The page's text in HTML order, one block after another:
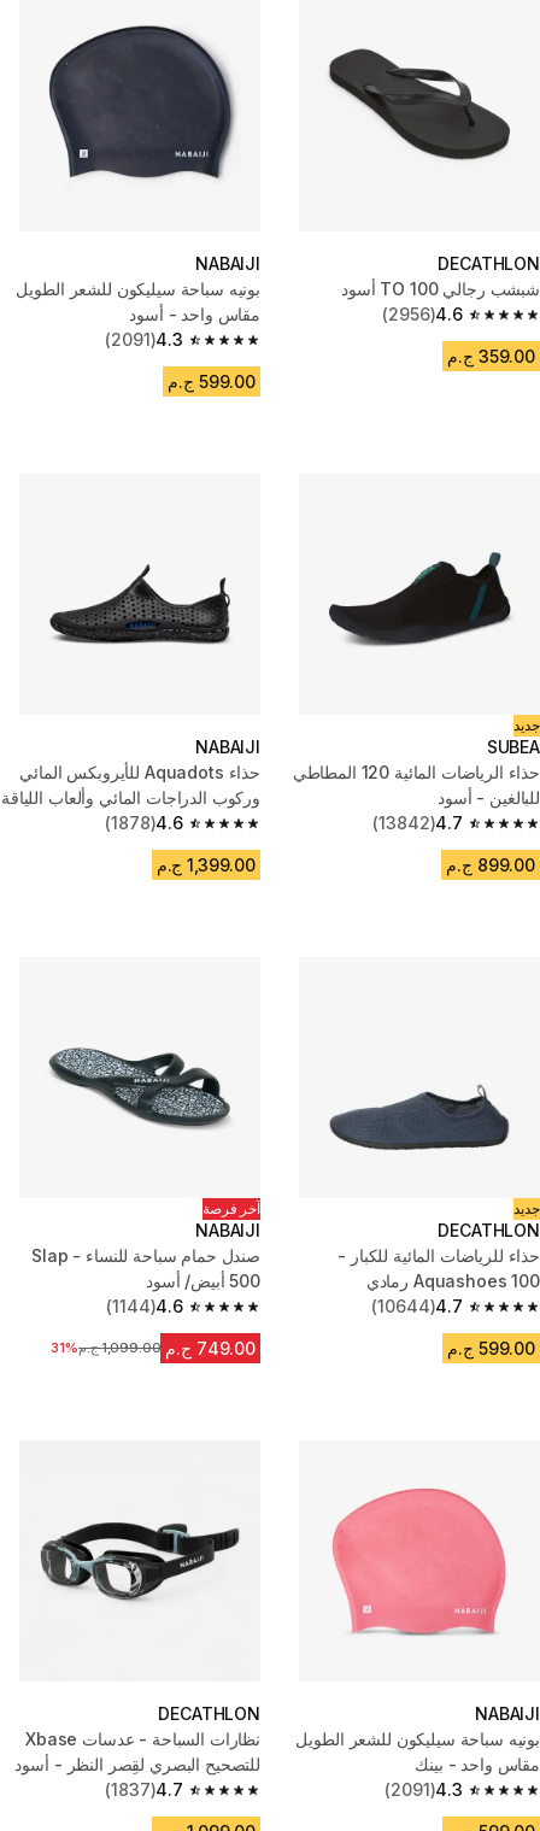
DECATHLON
شبشب رجالي 100 TO أسود
4.6
4.6 out of 5 stars from 2956 reviews
(2956)
359.00 ج.م
NABAIJI
بونيه سباحة سيليكون للشعر الطويل
مقاس واحد - أسود
4.3
4.3 out of 5 stars from 2091 reviews
(2091)
599.00 ج.م
جديد
SUBEA
حذاء الرياضات المائية 120 المطاطي
للبالغين - أسود
4.7
4.7 out of 5 stars from 13842 reviews
(13842)
899.00 ج.م
NABAIJI
حذاء Aquadots للأيروبكس المائي
وركوب الدراجات المائي وألعاب اللياقة
المائية أسود4.6
4.6 out of 5 stars from 1878 reviews
(1878)
1,399.00 ج.م
جديد
DECATHLON
حذاء للرياضات المائية للكبار -
Aquashoes 100 رمادي
4.7
4.7 out of 5 stars from 10644 reviews
(10644)
599.00 ج.م
آخر فرصة
NABAIJI
صندل حمام سباحة للنساء - Slap
500 أبيض/ أسود
4.6
4.6 out of 5 stars from 1144 reviews
(1144)
749.00 ج.م السعر قبل التخفيض
1,099.00 ج.م 31%
NABAIJI
بونيه سباحة سيليكون للشعر الطويل
مقاس واحد - بينك
4.3
4.3 out of 5 stars from 2091 reviews
(2091)
DECATHLON
نظارات السباحة - عدسات Xbase
للتصحيح البصري لقِصر النظر - أسود
4.7
4.7 out of 5 stars from 1837 reviews
(1837)